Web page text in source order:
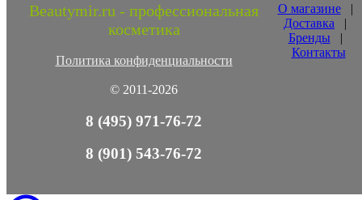
Beautymir.ru - профессиональная
косметика
Политика конфиденциальности
© 2011-2026
О магазине|
Доставка |
Бренды |
Контакты
8 (495) 971-76-72
8 (901) 543-76-72